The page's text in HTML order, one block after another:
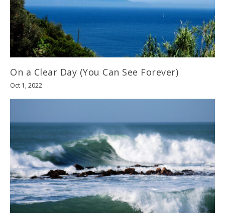
On a Clear Day (You Can See Forever)
Oct 1, 2022